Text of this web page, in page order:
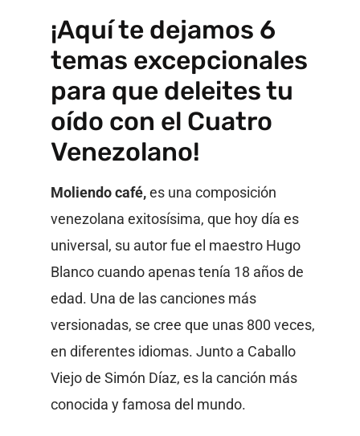
¡Aquí te dejamos 6
temas excepcionales
para que deleites tu
oído con el Cuatro
Venezolano!
Moliendo café,es una composición
venezolana exitosísima, que hoy día es
universal, su autor fue el maestro Hugo
Blanco cuando apenas tenía 18 años de
edad. Una de las canciones más
versionadas, se cree que unas 800 veces,
en diferentes idiomas. Junto a Caballo
Viejo de Simón Díaz, es la canción más
conocida y famosa del mundo.